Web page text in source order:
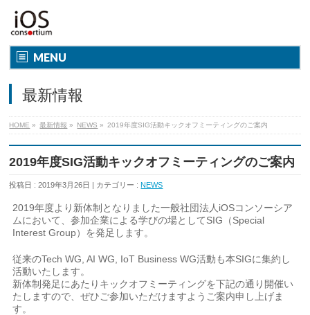
MENU
最新情報
HOME » 最新情報 » NEWS » 2019年度SIG活動キックオフミーティングのご案内
2019年度SIG活動キックオフミーティングのご案内
投稿日 : 2019年3月26日 カテゴリー :NEWS
2019年度より新体制となりました一般社団法人iOSコンソーシア
ムにおいて、参加企業による学びの場としてSIG（Special
Interest Group）を発足します。
従来のTech WG, AI WG, IoT Business WG活動も本SIGに集約し
活動いたします。
新体制発足にあたりキックオフミーティングを下記の通り開催い
たしますので、ぜひご参加いただけますようご案内申し上げま
す。